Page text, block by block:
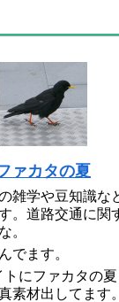
ァカタの夏
雑学や豆知識な
。道路交通に関
。
でます。
にファカタの
素材出してます。